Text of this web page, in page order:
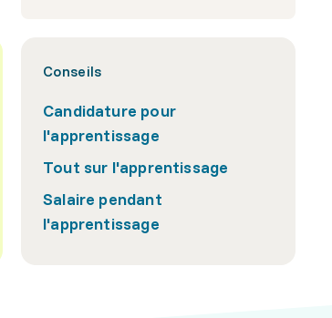
Conseils
Candidature pour
l'apprentissage
Tout sur l'apprentissage
Salaire pendant
l'apprentissage